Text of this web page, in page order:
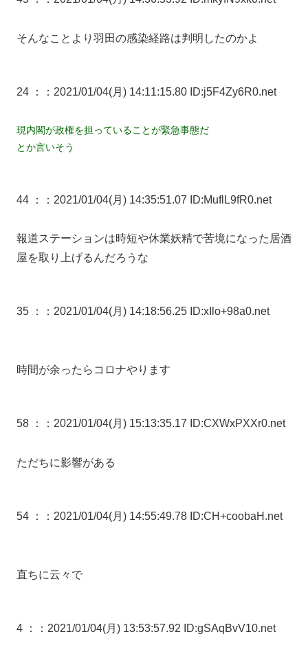
そんなことより羽田の感染経路は判明したのかよ
24 ： ：2021/01/04(月) 14:11:15.80 ID:j5F4Zy6R0.net
現内閣が政権を担っていることが緊急事態だ
とか言いそう
44 ： ：2021/01/04(月) 14:35:51.07 ID:MuflL9fR0.net
報道ステーションは時短や休業妖精で苦境になった居酒
屋を取り上げるんだろうな
35 ： ：2021/01/04(月) 14:18:56.25 ID:xIlo+98a0.net
時間が余ったらコロナやります
58 ： ：2021/01/04(月) 15:13:35.17 ID:CXWxPXXr0.net
ただちに影響がある
54 ： ：2021/01/04(月) 14:55:49.78 ID:CH+coobaH.net
直ちに云々で
4 ： ：2021/01/04(月) 13:53:57.92 ID:gSAqBvV10.net